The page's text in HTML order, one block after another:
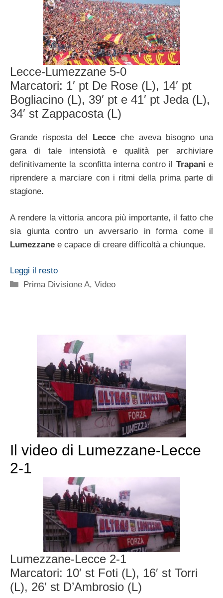
Lecce-Lumezzane 5-0
Marcatori: 1′ pt De Rose (L), 14′ pt
Bogliacino (L), 39′ pt e 41′ pt Jeda (L),
34′ st Zappacosta (L)
Grande risposta del Lecce che aveva bisogno una
gara di tale intensiotà e qualità per archiviare
definitivamente la sconfitta interna contro il Trapani e
riprendere a marciare con i ritmi della prima parte di
stagione.
A rendere la vittoria ancora più importante, il fatto che
sia giunta contro un avversario in forma come il
Lumezzane e capace di creare difficoltà a chiunque.
Leggi il resto
Categorie
Prima Divisione A,Video
Il video di Lumezzane-Lecce
2-1
Lumezzane-Lecce 2-1
Marcatori: 10′ st Foti (L), 16′ st Torri
(L), 26′ st D’Ambrosio (L)